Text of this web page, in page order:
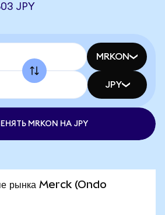
JPY
MRKON
JPY
MRKON НА JPY
рынка Merck (Ondo